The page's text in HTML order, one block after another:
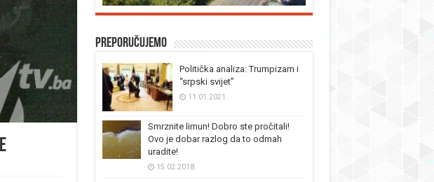
Preporučujemo
Politička analiza: Trumpizam i
“srpski svijet”
11.01.2021.
Smrznite limun! Dobro ste pročitali!
Ovo je dobar razlog da to odmah
uradite!
15.02.2018.